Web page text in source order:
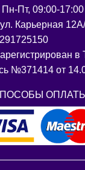
Пн-Пт, 09:00-17:00
Карьерная
в
№371414 от